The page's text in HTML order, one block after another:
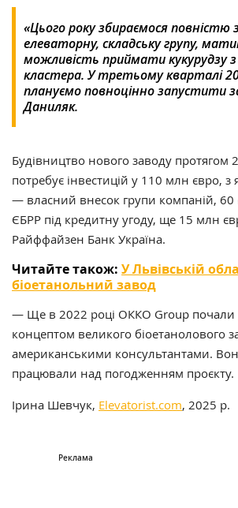
«Цього року збираємося повністю
елеваторну, складську групу,
можливість приймати кукурудзу
кластера. У третьому кварталі
плануємо повноцінно запустити
Даниляк.
Будівництво нового заводу протягом
потребує інвестицій у 110 млн євро,
— власний внесок групи компаній,
ЄБРР під кредитну угоду, ще 15 млн
Райффайзен Банк Україна.
Читайте також: У Львівській
біоетанольний завод
— Ще в 2022 році ОККО Group почали
концептом великого біоетанолового
американськими консультантами.
працювали над погодженням проєкту.
Ірина Шевчук, Elevatorist.com, 2025 р.